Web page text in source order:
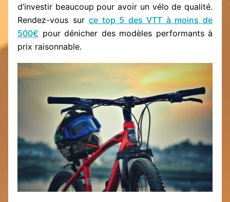
d’investir beaucoup pour avoir un vélo de qualité.
Rendez-vous surce top 5 des VTT à moins de
500€ pour dénicher des modèles performants à
prix raisonnable.